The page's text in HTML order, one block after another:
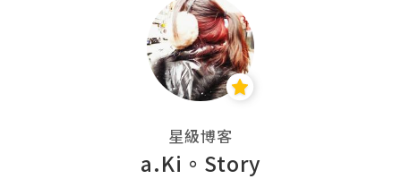
星級博客
a.Ki。Story